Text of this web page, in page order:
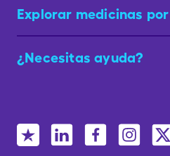
Explorar medicinas por
¿Necesitas ayuda?